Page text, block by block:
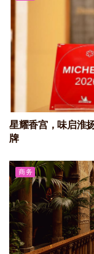
星耀香宫，味启淮
牌
商务